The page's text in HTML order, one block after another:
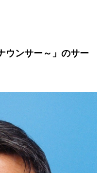
ウンサー～」のサー